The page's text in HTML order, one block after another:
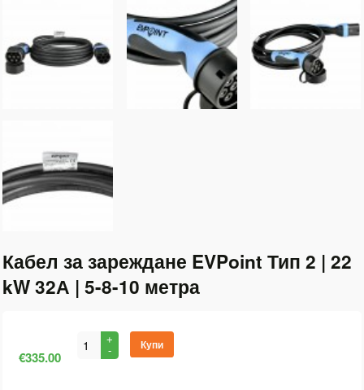
Кабел за зареждане EVPoint Тип 2 | 22
kW 32А | 5-8-10 метра
€335.00
Купи